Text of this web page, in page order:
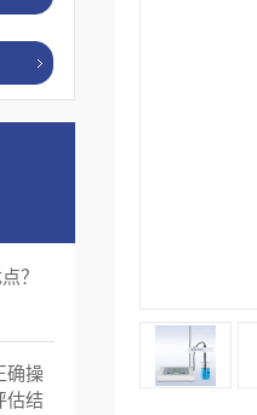
？
确操
估结